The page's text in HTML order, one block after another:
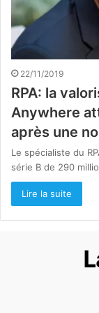
22/11/2019
RPA: la
Anywhere
après une
Le spécialiste du
série B de 290
Lire la suite